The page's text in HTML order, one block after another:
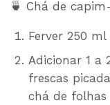
🍵 Chá de
Ferver 250
Adicionar 1 a
frescas
chá de folhas